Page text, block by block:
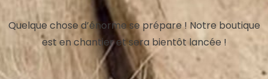
Quelque chose d’énorme se prépare ! Notre boutique
est en chantier et sera bientôt lancée !